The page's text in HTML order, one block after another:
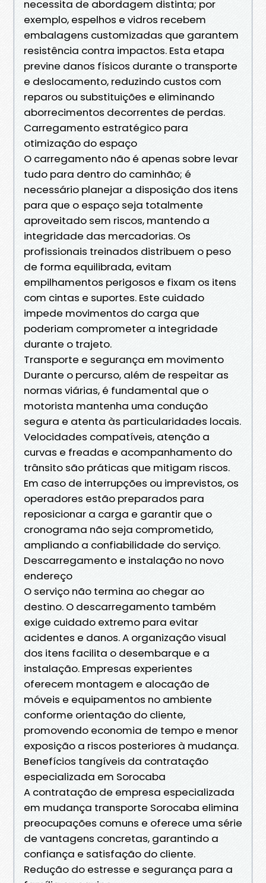
necessita de abordagem distinta; por
exemplo, espelhos e vidros recebem
embalagens customizadas que garantem
resistência contra impactos. Esta etapa
previne danos físicos durante o transporte
e deslocamento, reduzindo custos com
reparos ou substituições e eliminando
aborrecimentos decorrentes de perdas.
Carregamento estratégico para
otimização do espaço
O carregamento não é apenas sobre levar
tudo para dentro do caminhão; é
necessário planejar a disposição dos itens
para que o espaço seja totalmente
aproveitado sem riscos, mantendo a
integridade das mercadorias. Os
profissionais treinados distribuem o peso
de forma equilibrada, evitam
empilhamentos perigosos e fixam os itens
com cintas e suportes. Este cuidado
impede movimentos do carga que
poderiam comprometer a integridade
durante o trajeto.
Transporte e segurança em movimento
Durante o percurso, além de respeitar as
normas viárias, é fundamental que o
motorista mantenha uma condução
segura e atenta às particularidades locais.
Velocidades compatíveis, atenção a
curvas e freadas e acompanhamento do
trânsito são práticas que mitigam riscos.
Em caso de interrupções ou imprevistos, os
operadores estão preparados para
reposicionar a carga e garantir que o
cronograma não seja comprometido,
ampliando a confiabilidade do serviço.
Descarregamento e instalação no novo
endereço
O serviço não termina ao chegar ao
destino. O descarregamento também
exige cuidado extremo para evitar
acidentes e danos. A organização visual
dos itens facilita o desembarque e a
instalação. Empresas experientes
oferecem montagem e alocação de
móveis e equipamentos no ambiente
conforme orientação do cliente,
promovendo economia de tempo e menor
exposição a riscos posteriores à mudança.
Benefícios tangíveis da contratação
especializada em Sorocaba
A contratação de empresa especializada
em mudança transporte Sorocaba elimina
preocupações comuns e oferece uma série
de vantagens concretas, garantindo a
confiança e satisfação do cliente.
Redução do estresse e segurança para a